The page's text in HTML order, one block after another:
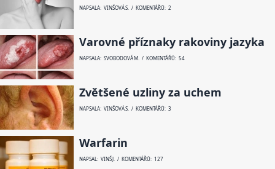
NAPSALA: VINŠOVÁ S. / KOMENTÁŘŮ: 2
Varovné příznaky rakoviny jazyka
NAPSALA: SVOBODOVÁ M. / KOMENTÁŘŮ: 54
Zvětšené uzliny za uchem
NAPSALA: VINŠOVÁ S. / KOMENTÁŘŮ: 3
Warfarin
NAPSAL: VINŠ J. / KOMENTÁŘŮ: 127